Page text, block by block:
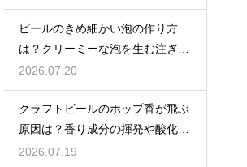
ビールのきめ細かい泡の作り方
は？クリーミーな泡を生む注ぎ方
のコツ
2026.07.20
クラフトビールのホップ香が飛ぶ
原因は？香り成分の揮発や酸化で
失われる理由を解説
2026.07.19